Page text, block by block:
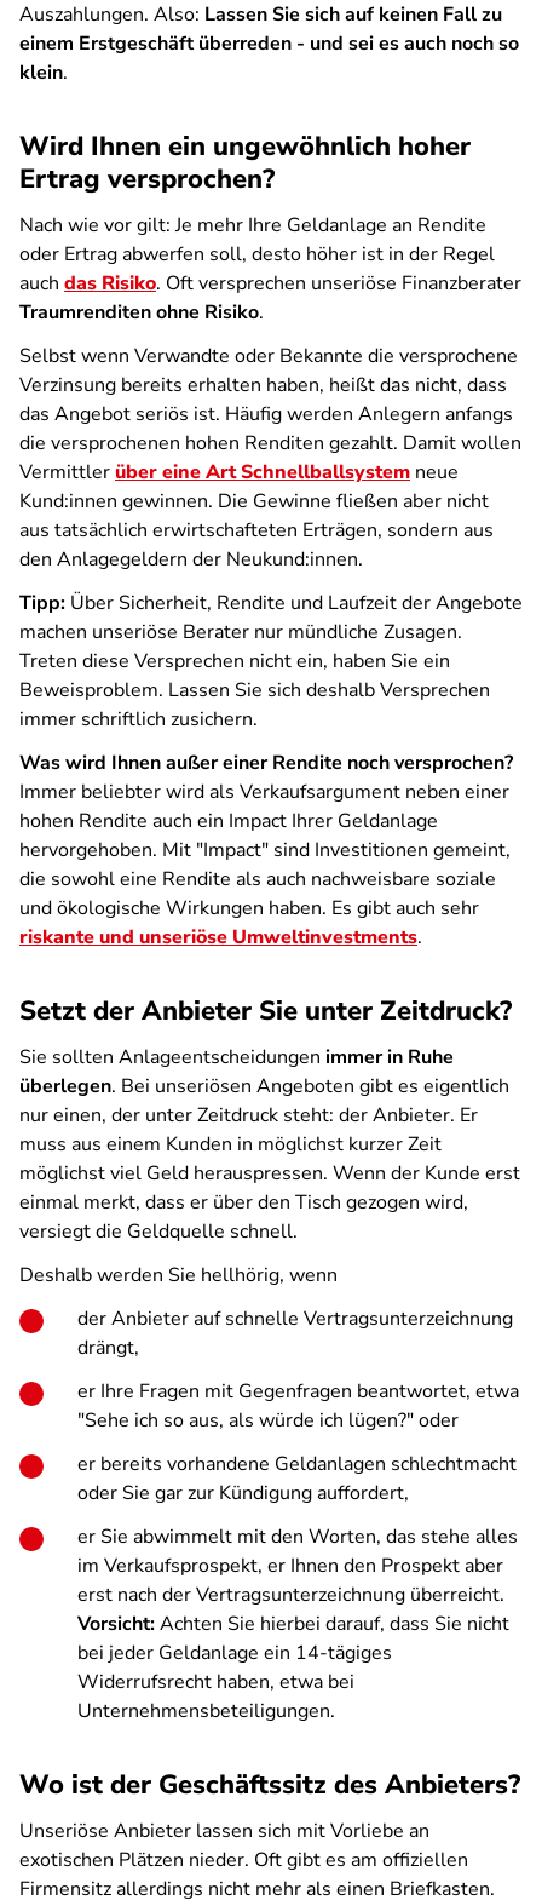
Auszahlungen. Also: Lassen Sie sich auf keinen Fall zu
einem Erstgeschäft überreden - und sei es auch noch so
klein.
Wird Ihnen ein ungewöhnlich hoher
Ertrag versprochen?
Nach wie vor gilt: Je mehr Ihre Geldanlage an Rendite
oder Ertrag abwerfen soll, desto höher ist in der Regel
auch das Risiko. Oft versprechen unseriöse Finanzberater
Traumrenditen ohne Risiko.
Selbst wenn Verwandte oder Bekannte die versprochene
Verzinsung bereits erhalten haben, heißt das nicht, dass
das Angebot seriös ist. Häufig werden Anlegern anfangs
die versprochenen hohen Renditen gezahlt. Damit wollen
Vermittlerüber eine Art Schnellballsystem neue
Kund:innen gewinnen. Die Gewinne fließen aber nicht
aus tatsächlich erwirtschafteten Erträgen, sondern aus
den Anlagegeldern der Neukund:innen.
Tipp: Über Sicherheit, Rendite und Laufzeit der Angebote
machen unseriöse Berater nur mündliche Zusagen.
Treten diese Versprechen nicht ein, haben Sie ein
Beweisproblem. Lassen Sie sich deshalb Versprechen
immer schriftlich zusichern.
Was wird Ihnen außer einer Rendite noch versprochen?
Immer beliebter wird als Verkaufsargument neben einer
hohen Rendite auch ein Impact Ihrer Geldanlage
hervorgehoben. Mit "Impact" sind Investitionen gemeint,
die sowohl eine Rendite als auch nachweisbare soziale
und ökologische Wirkungen haben. Es gibt auch sehr
riskante und unseriöse Umweltinvestments.
Setzt der Anbieter Sie unter Zeitdruck?
Sie sollten Anlageentscheidungen immer in Ruhe
überlegen. Bei unseriösen Angeboten gibt es eigentlich
nur einen, der unter Zeitdruck steht: der Anbieter. Er
muss aus einem Kunden in möglichst kurzer Zeit
möglichst viel Geld herauspressen. Wenn der Kunde erst
einmal merkt, dass er über den Tisch gezogen wird,
versiegt die Geldquelle schnell.
Deshalb werden Sie hellhörig, wenn
der Anbieter auf schnelle Vertragsunterzeichnung
drängt,
er Ihre Fragen mit Gegenfragen beantwortet, etwa
"Sehe ich so aus, als würde ich lügen?" oder
er bereits vorhandene Geldanlagen schlechtmacht
oder Sie gar zur Kündigung auffordert,
er Sie abwimmelt mit den Worten, das stehe alles
im Verkaufsprospekt, er Ihnen den Prospekt aber
erst nach der Vertragsunterzeichnung überreicht.
Vorsicht:Achten Sie hierbei darauf, dass Sie nicht
bei jeder Geldanlage ein 14-tägiges
Widerrufsrecht haben, etwa bei
Unternehmensbeteiligungen.
Wo ist der Geschäftssitz des Anbieters?
Unseriöse Anbieter lassen sich mit Vorliebe an
exotischen Plätzen nieder. Oft gibt es am offiziellen
Firmensitz allerdings nicht mehr als einen Briefkasten.